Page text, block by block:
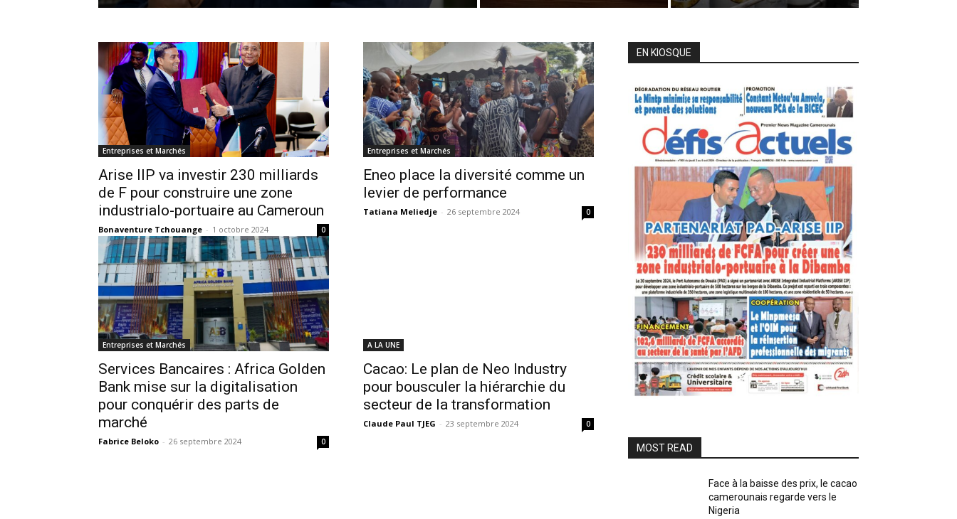
Entreprises et Marchés
Arise IIP va investir 230 milliards
de F pour construire une zone
industrialo-portuaire au Cameroun
Bonaventure Tchouange - 1 octobre 2024 0
Entreprises et Marchés
Eneo place la diversité comme un
levier de performance
Tatiana Meliedje - 26 septembre 2024 0
Entreprises et Marchés
Services Bancaires : Africa Golden
Bank mise sur la digitalisation
pour conquérir des parts de
marché
Fabrice Beloko - 26 septembre 2024 0
A LA UNE
Cacao: Le plan de Neo Industry
pour bousculer la hiérarchie du
secteur de la transformation
Claude Paul TJEG - 23 septembre 2024 0
EN KIOSQUE
MOST READ
Face à la baisse des prix, le cacao
camerounais regarde vers le
Nigeria